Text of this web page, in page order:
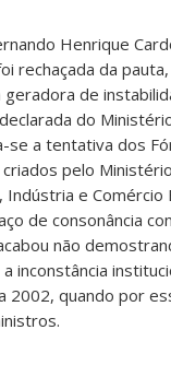
Henrique
rechaçada da
geradora de
do
se a tentativa dos
pelo
Indústria e Comércio
de consonância
não
inconstância
2002, quando por